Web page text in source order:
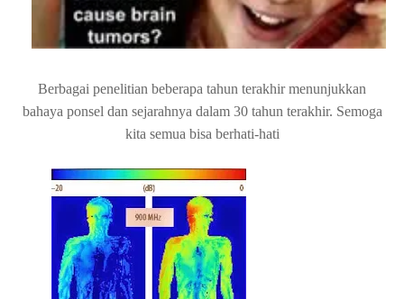
Berbagai penelitian beberapa tahun terakhir menunjukkan
bahaya ponsel dan sejarahnya dalam 30 tahun terakhir. Semoga
kita semua bisa berhati-hati